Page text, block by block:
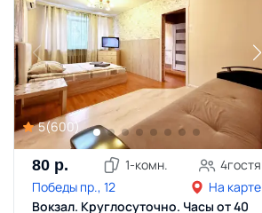
5(600)
80 р. 1-комн. 4гостя
Победы пр., 12
На карте
Вокзал. Круглосуточно. Часы от 40